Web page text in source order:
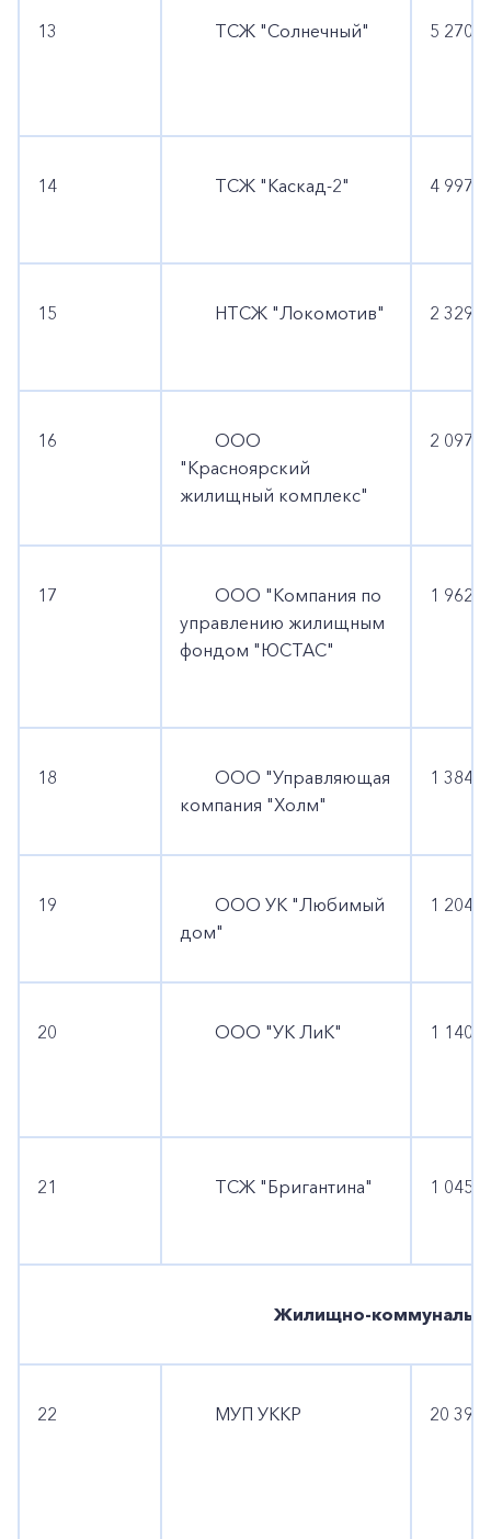
13 ТСЖ "Солнечный" 5 270
14 ТСЖ "Каскад-2" 4 997
15 НТСЖ "Локомотив" 2 329
16
ООО
"Красноярский
жилищный комплекс"
2 097
17
ООО "Компания по
управлению жилищным
фондом "ЮСТАС"
1 962
18
ООО "Управляющая
компания "Холм"
1 384
19
ООО УК "Любимый
дом"
1 204
20 ООО "УК ЛиК" 1 140
21 ТСЖ "Бригантина" 1 045
Жилищно-
22 МУП УККР 20 395